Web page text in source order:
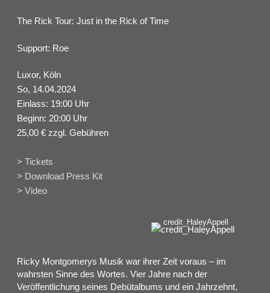
The Rick Tour: Just in the Rick of Time
Support: Roe
Luxor, Köln
So, 14.04.2024
Einlass: 19:00 Uhr
Beginn: 20:00 Uhr
25,00 € zzgl. Gebühren
> Tickets
> Download Press Kit
> Video
credit_HaleyAppell
Ricky Montgomerys Musik war ihrer Zeit voraus – im
wahrsten Sinne des Wortes. Vier Jahre nach der
Veröffentlichung seines Debütalbums und ein Jahrzehnt,